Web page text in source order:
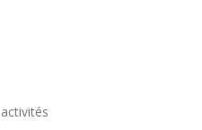
activités